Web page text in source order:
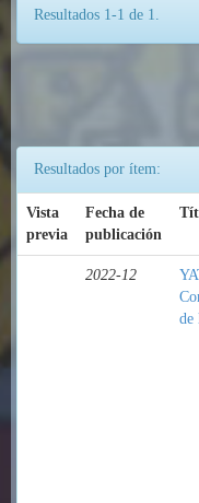
Resultados 1-1 de 1.
Resultados por ítem:
Vista
previa
Fecha de
publicación
2022-12
de